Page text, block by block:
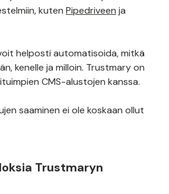
kuten Pipedriveen ja
helposti automatisoida, mitkä
kenelle ja milloin. Trustmary on
CMS-alustojen kanssa.
saaminen ei ole koskaan ollut
Trustmaryn